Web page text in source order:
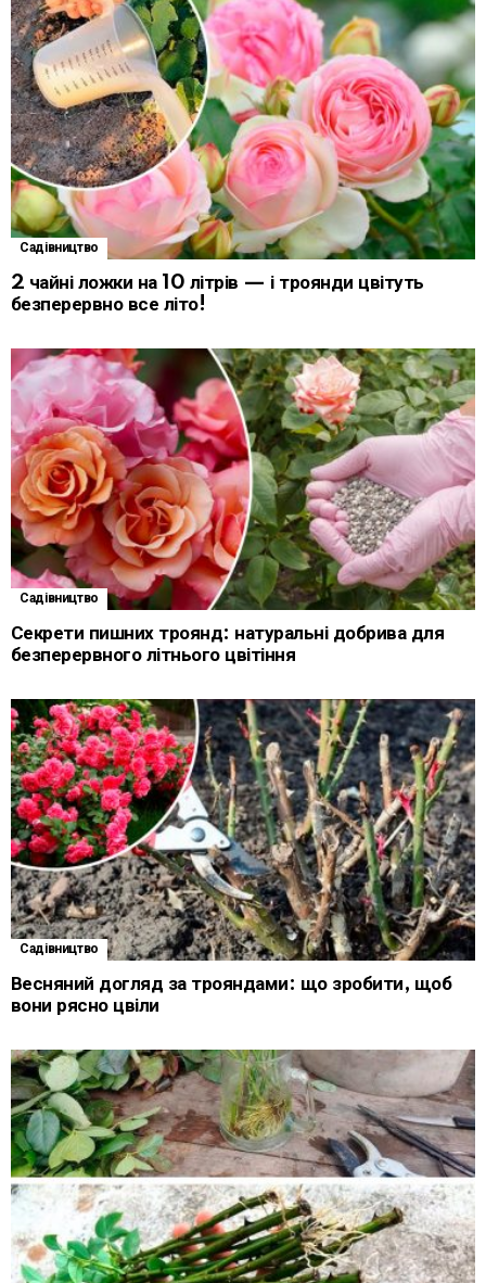
Садівництво
2 чайні ложки на 10 літрів — і троянди цвітуть
безперервно все літо!
Садівництво
Секрети пишних троянд: натуральні добрива для
безперервного літнього цвітіння
Садівництво
Весняний догляд за трояндами: що зробити, щоб
вони рясно цвіли